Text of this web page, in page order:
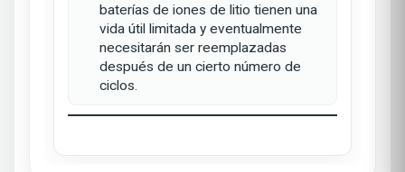
baterías de iones de litio tienen una
vida útil limitada y eventualmente
necesitarán ser reemplazadas
después de un cierto número de
ciclos.